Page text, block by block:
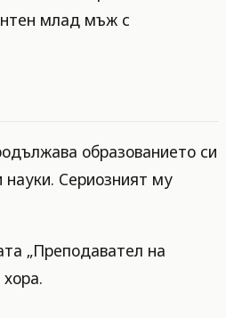
млад мъж с
образованието си
Сериозният му
„Преподавател на